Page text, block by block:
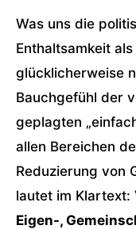
Was uns die
Enthaltsamkeit
glücklicherweise
Bauchgefühl der
geplagten
allen Bereichen
Reduzierung von
lautet im Klartext:
Eigen-,